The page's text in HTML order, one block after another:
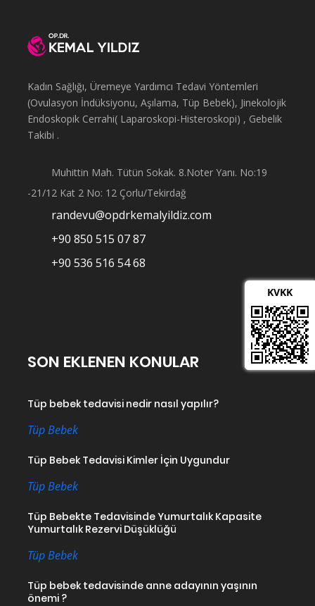
Kadın Sağlığı, Üremeye Yardımcı Tedavi Yöntemleri
(Ovulasyon İndüksiyonu, Aşılama, Tüp Bebek), Jinekolojik
Endoskopik Cerrahi( Laparoskopi-Histeroskopi) , Gebelik
Takibi .
Muhittin Mah. Tütün Sokak. 8.Noter Yanı. No:19
-21/12 Kat 2 No: 12 Çorlu/Tekirdağ
randevu@opdrkemalyildiz.com
+90 850 515 07 87
+90 536 516 54 68
SON EKLENEN KONULAR
Tüp bebek tedavisi nedir nasıl yapılır?
Tüp Bebek
Tüp Bebek Tedavisi Kimler İçin Uygundur
Tüp Bebek
Tüp Bebekte Tedavisinde Yumurtalık Kapasite
Yumurtalık Rezervi Düşüklüğü
Tüp Bebek
Tüp bebek tedavisinde anne adayının yaşının
önemi ?
KVKK